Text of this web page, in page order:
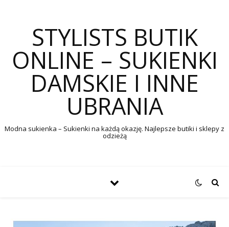
STYLISTS BUTIK
ONLINE – SUKIENKI
DAMSKIE I INNE
UBRANIA
Modna sukienka – Sukienki na każdą okazję. Najlepsze butiki i sklepy z
odzieżą